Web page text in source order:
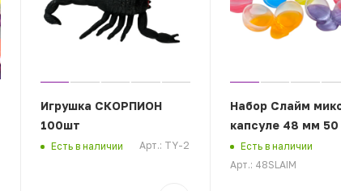
Игрушка СКОРПИОН
100шт
Есть в наличии Арт.: TY-2
Набор Слайм
капсуле 48 мм
Есть в наличии
Арт.: 48SLAIM